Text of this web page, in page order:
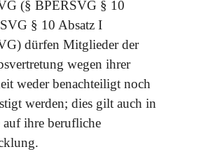
(§ BPERSVG § 10
§ 10 Absatz I
dürfen Mitglieder der
wegen ihrer
weder benachteiligt noch
werden; dies gilt auch in
auf ihre berufliche